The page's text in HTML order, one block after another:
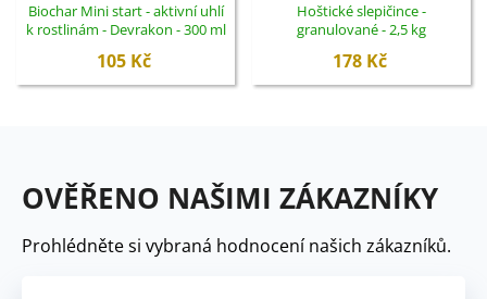
Biochar Mini start - aktivní uhlí
k rostlinám - Devrakon - 300 ml
105 Kč
Hoštické slepičince -
granulované - 2,5 kg
178 Kč
OVĚŘENO NAŠIMI ZÁKAZNÍKY
Prohlédněte si vybraná hodnocení našich zákazníků.